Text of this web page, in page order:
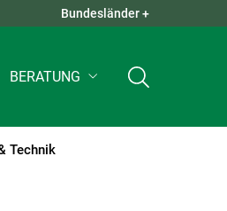
QUICK LINKS +
Bundesländer +
BERATUNG
Technik